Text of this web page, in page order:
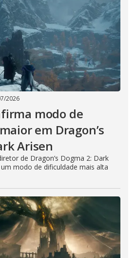
2026
modo de
em Dragon’s
Arisen
de Dragon’s Dogma 2: Dark
modo de dificuldade mais alta